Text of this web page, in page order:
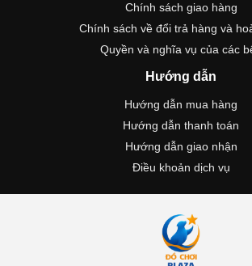
Chính sách giao hàng
Chính sách về đổi trả hàng và
Quyền và nghĩa vụ của các
Hướng dẫn
Hướng dẫn mua hàng
Hướng dẫn thanh toán
Hướng dẫn giao nhận
Điều khoản dịch vụ